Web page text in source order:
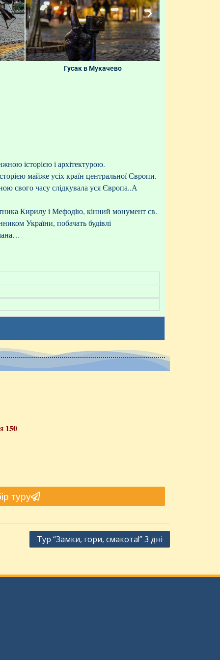
Гусак в Мукачево
історією і архітектурою.
майже усіх країн центральної Європи.
свого часу слідкувала уся Європа..А
Кирилу і Мефодію, кінний монумент св.
України, побачать будівлі
150
туру
Тур “Замки, гори, смакота!” 3 дні